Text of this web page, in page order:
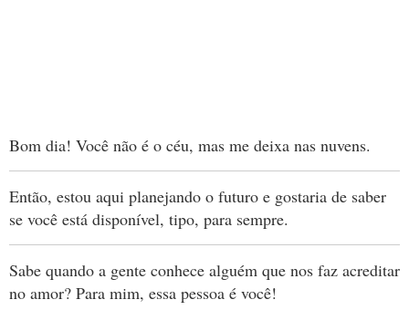
Bom dia! Você não é o céu, mas me deixa nas nuvens.
Então, estou aqui planejando o futuro e gostaria de saber
se você está disponível, tipo, para sempre.
Sabe quando a gente conhece alguém que nos faz acreditar
no amor? Para mim, essa pessoa é você!